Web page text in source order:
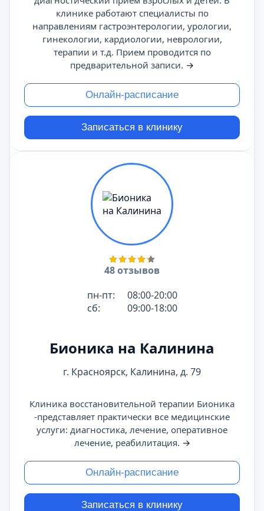
клинике работают специалисты по
направлениям гастроэнтерологии, урологии,
гинекологии, кардиологии, неврологии,
терапии и т.д. Прием проводится по
предварительной записи. →
Онлайн-расписание
Записаться в клинику
48 отзывов
пн-пт:
08:00-20:00
сб:
09:00-18:00
Бионика на Калинина
г. Красноярск, Калинина, д. 79
Клиника восстановительной терапии Бионика
-представляет практически все медицинские
услуги: диагностика, лечение, оперативное
лечение, реабилитация. →
Онлайн-расписание
Записаться в клинику